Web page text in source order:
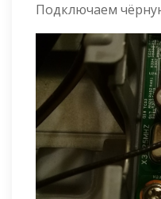
Подключаем